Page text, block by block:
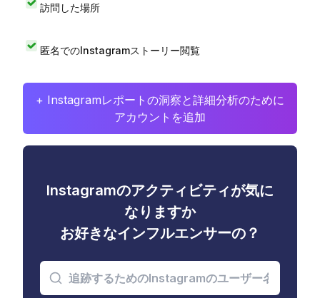
訪問した場所
匿名でのInstagramストーリー閲覧
+ Instagramレポートの洞察と詳細分析のために
アカウントを追加
Instagramのアクティビティが気に
なりますか
お好きなインフルエンサーの？